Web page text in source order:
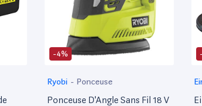
-4%
Ryobi - Ponceuse
Ponceuse D'Angle Sans Fil 18 V